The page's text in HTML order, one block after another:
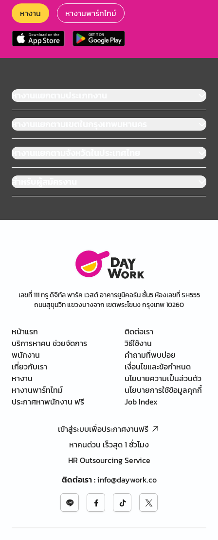
หางาน หางานพาร์ทไทม์
หางานแยกตามประเภทงาน
หางานแยกตามเขตในกรุงเทพมหานคร
หางานแยกตามจังหวัดในประเทศไทย
สำหรับผู้สมัครงาน
เลขที่ 111 ทรู ดิจิทัล พาร์ค เวสต์ อาคารยูนิคอร์น ชั้น5 ห้องเลขที่ SH555
ถนนสุขุมวิท แขวงบางจาก เขตพระโขนง กรุงเทพ 10260
หน้าแรก
บริการหาคน ช่วยจัดการ
พนักงาน
เกี่ยวกับเรา
หางาน
หางานพาร์ทไทม์
ประกาศหาพนักงาน ฟรี
ติดต่อเรา
วิธีใช้งาน
คำถามที่พบบ่อย
เงื่อนไขและข้อกำหนด
นโยบายความเป็นส่วนตัว
นโยบายการใช้ข้อมูลคุกกี้
Job Index
เข้าสู่ระบบเพื่อประกาศงานฟรี
หาคนด่วน เร็วสุด 1 ชั่วโมง
HR Outsourcing Service
ติดต่อเรา:info@daywork.co